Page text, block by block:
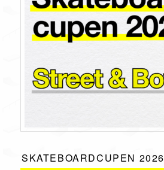
SKATEBOARDCUPEN 2026